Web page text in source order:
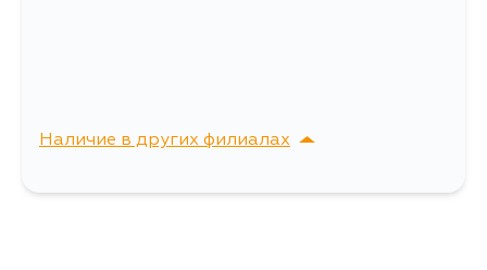
Наличие в других филиалах
г. Владивосток,